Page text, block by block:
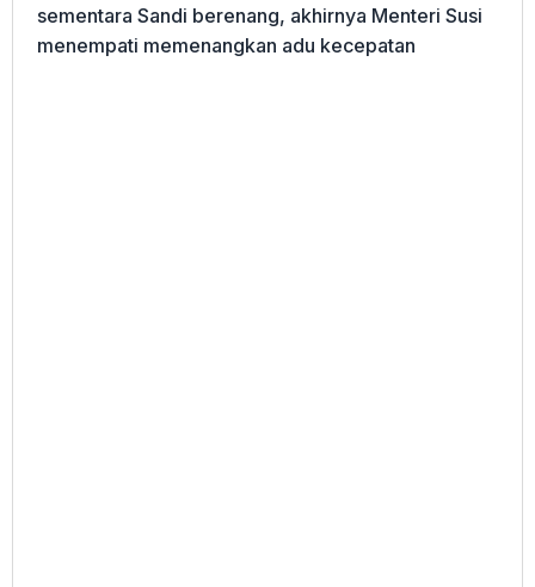
sementara Sandi berenang, akhirnya Menteri Susi
menempati memenangkan adu kecepatan